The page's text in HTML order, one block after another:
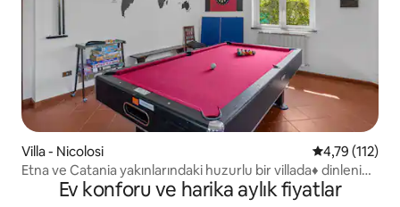
Villa - Nicolosi 5 üzerinden
4,79 (112)
Etna ve Catania yakınlarındaki huzurlu bir villada♦ dinlenin
Ev konforu ve harika aylık fiyatlar